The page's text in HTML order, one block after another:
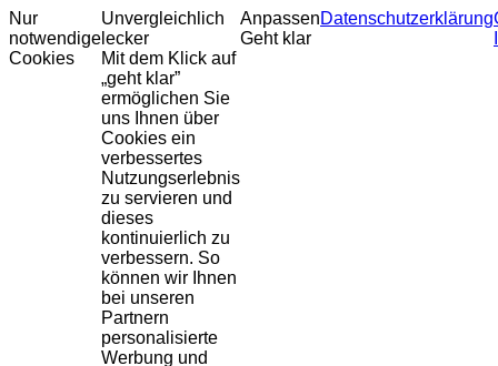
Nur
notwendige
Cookies
Unvergleichlich
lecker
Mit dem Klick auf
„geht klar”
ermöglichen Sie
uns Ihnen über
Cookies ein
verbessertes
Nutzungserlebnis
zu servieren und
dieses
kontinuierlich zu
verbessern. So
können wir Ihnen
bei unseren
Partnern
personalisierte
Werbung und
Anpassen
Geht klar
Datenschutzerklärung